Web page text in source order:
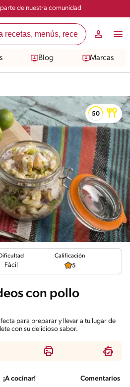
de nuestra comunidad
Blog Marcas
Dificultad
Fácil
Calificación
5
con pollo
para preparar y llevar a tu lugar de
con su delicioso sabor.
¡A cocinar! Comentarios